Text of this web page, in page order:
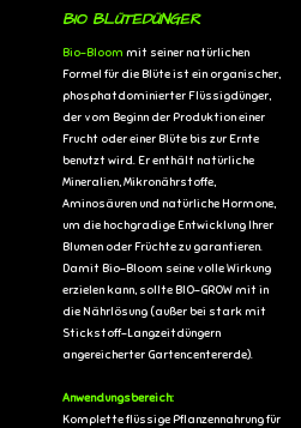
BIO BLÜTEDÜNGER
Bio-Bloom mit seiner natürlichen
Formel für die Blüte ist ein organischer,
phosphatdominierter Flüssigdünger,
der vom Beginn der Produktion einer
Frucht oder einer Blüte bis zur Ernte
benutzt wird. Er enthält natürliche
Mineralien, Mikronährstoffe,
Aminosäuren und natürliche Hormone,
um die hochgradige Entwicklung Ihrer
Blumen oder Früchte zu garantieren.
Damit Bio-Bloom seine volle Wirkung
erzielen kann, sollte BIO-GROW mit in
die Nährlösung (außer bei stark mit
Stickstoff-Langzeitdüngern
angereicherter Gartencentererde).
Anwendungsbereich:
Komplette flüssige Pflanzennahrung für